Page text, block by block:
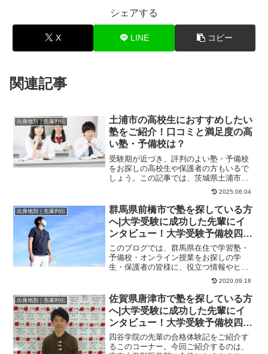
シェアする
X LINE コピー
関連記事
出身地別｜先輩列伝
土浦市の高校生におすすめしたい
塾をご紹介！口コミと満足度の高
い塾・予備校は？
受験期が近づき、評判のよい塾・予備校
をお探しの高校生や保護者の方もいるで
しょう。この記事では、茨城県土浦市の
高校生におすすめの塾や、塾選びのコツ
2025.06.04
出身地別｜先輩列伝
群馬県前橋市で塾を探している方
へ|大学受験に成功した先輩にイ
ンタビュー！大学受験予備校四谷
学院
このブログでは、群馬県在住で学習塾・
予備校・オンライン授業をお探しの学
生・保護者の皆様に、役立つ情報やヒン
トになる情報をお伝えします。たった１
2020.09.18
出身地別｜先輩列伝
佐賀県唐津市で塾を探している方
へ|大学受験に成功した先輩にイ
ンタビュー！大学受験予備校四谷
学院
四谷学院の先輩の合格体験記をご紹介す
るこのコーナー。今回ご紹介するのは、